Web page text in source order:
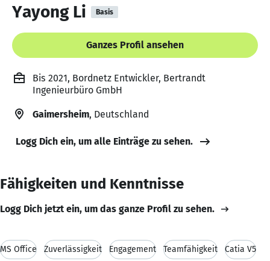
Yayong Li Basis
Ganzes Profil ansehen
Bis 2021, Bordnetz Entwickler, Bertrandt
Ingenieurbüro GmbH
Gaimersheim, Deutschland
Logg Dich ein, um alle Einträge zu sehen.
Fähigkeiten und Kenntnisse
Logg Dich jetzt ein, um das ganze Profil zu sehen.
MS Office Zuverlässigkeit Engagement Teamfähigkeit Catia V5